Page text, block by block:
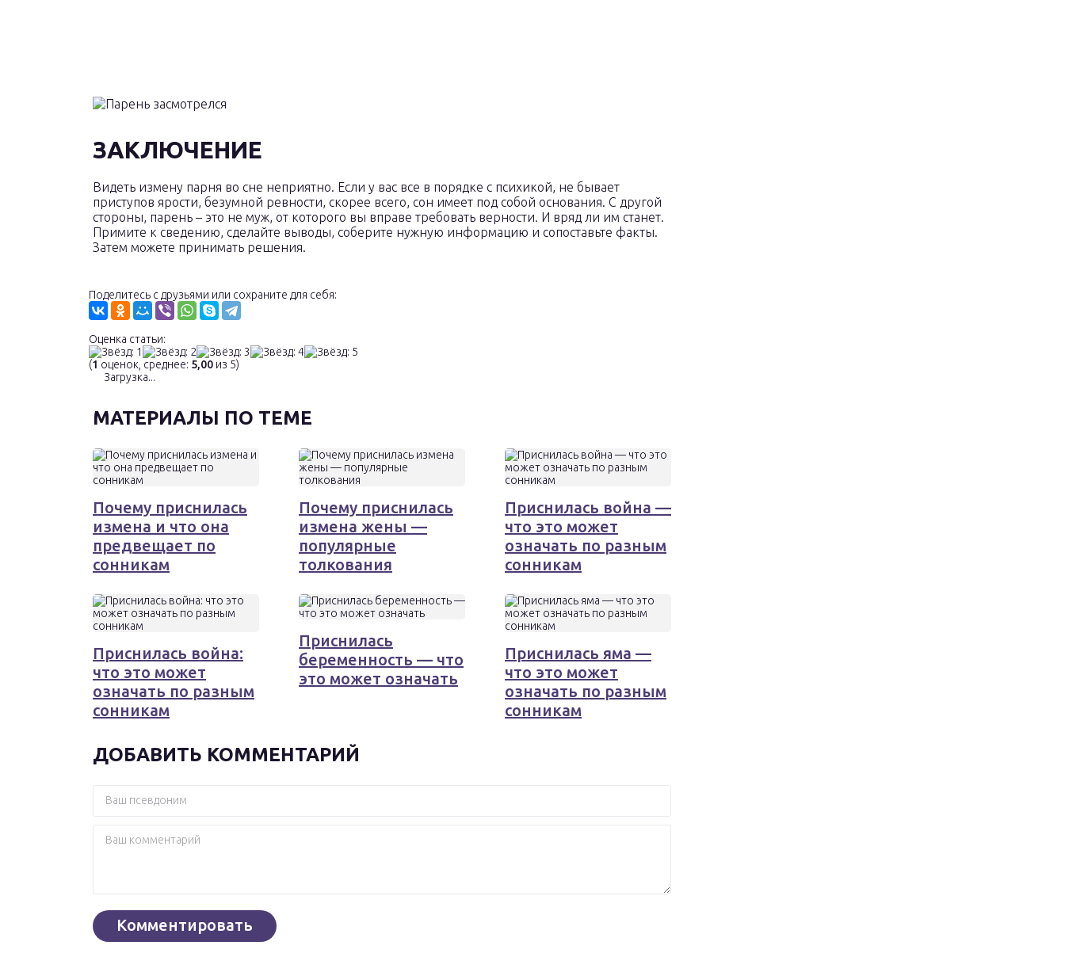
ЗАКЛЮЧЕНИЕ
Видеть измену парня во сне неприятно. Если у вас все в порядке с психикой, не бывает
приступов ярости, безумной ревности, скорее всего, сон имеет под собой основания. С другой
стороны, парень – это не муж, от которого вы вправе требовать верности. И вряд ли им станет.
Примите к сведению, сделайте выводы, соберите нужную информацию и сопоставьте факты.
Затем можете принимать решения.
Поделитесь с друзьями или сохраните для себя:
Оценка статьи:
(1 оценок, среднее: 5,00 из 5)
Загрузка...
МАТЕРИАЛЫ ПО ТЕМЕ
Почему приснилась
измена и что она
предвещает по
сонникам
Почему приснилась
измена жены —
популярные
толкования
Приснилась война —
что это может
означать по разным
сонникам
Приснилась война:
что это может
означать по разным
сонникам
Приснилась
беременность — что
это может означать
Приснилась яма —
что это может
означать по разным
сонникам
ДОБАВИТЬ КОММЕНТАРИЙ